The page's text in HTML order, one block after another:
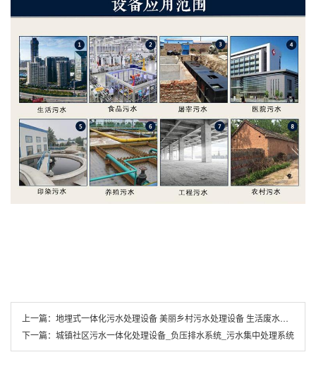
上一篇： 地埋式一体化污水处理设备 美丽乡村污水处理设备 生活废水处理
下一篇： 城镇社区污水一体化处理设备_负压排水系统_污水集中处理系统